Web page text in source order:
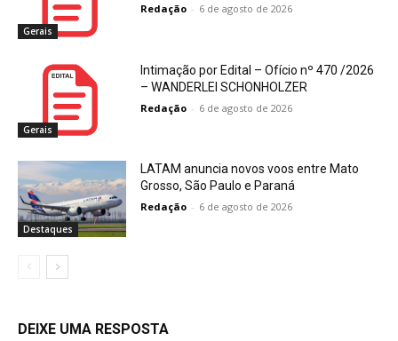
Gerais
Redação - 6 de agosto de 2026
Gerais
Intimação por Edital – Ofício nº 470 /2026
– WANDERLEI SCHONHOLZER
Redação - 6 de agosto de 2026
Destaques
LATAM anuncia novos voos entre Mato
Grosso, São Paulo e Paraná
Redação - 6 de agosto de 2026
DEIXE UMA RESPOSTA